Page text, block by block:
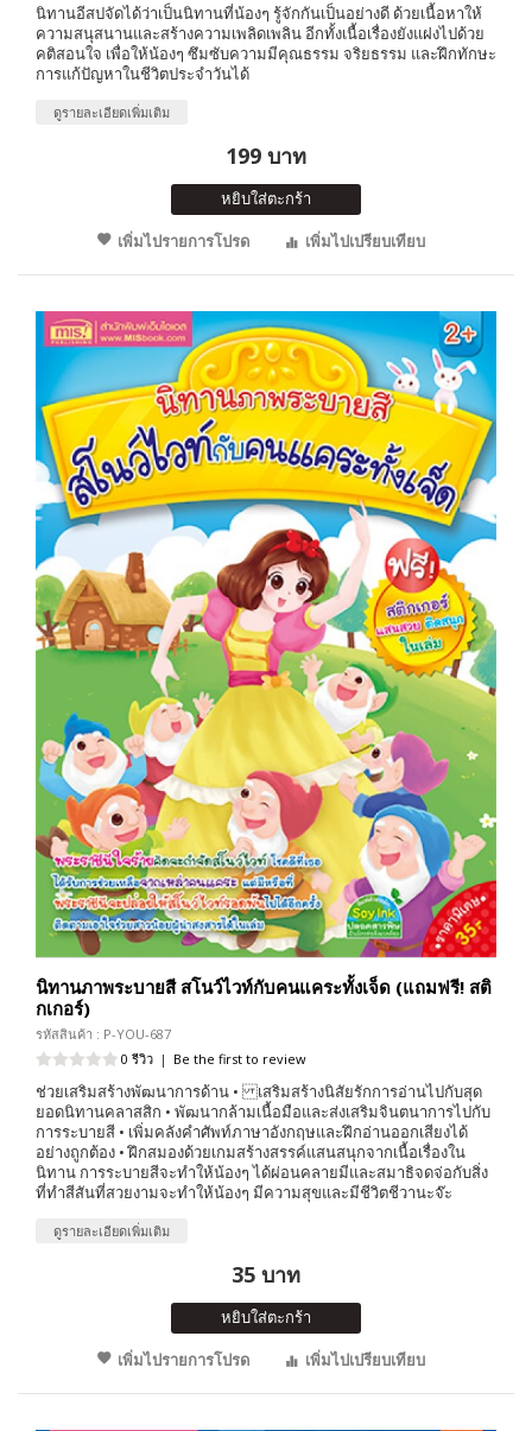
นิทานอีสปจัดได้ว่าเป็นนิทานที่น้องๆ รู้จักกันเป็นอย่างดี ด้วยเนื้อหาให้
ความสนุสนานและสร้างความเพลิดเพลิน อีกทั้งเนื้อเรื่องยังแฝงไปด้วย
คติสอนใจ เพื่อให้น้องๆ ซึมซับความมีคุณธรรม จริยธรรม และฝึกทักษะ
การแก้ปัญหาในชีวิตประจำวันได้
ดูรายละเอียดเพิ่มเติม
199 บาท
หยิบใส่ตะกร้า
เพิ่มไปรายการโปรด
เพิ่มไปเปรียบเทียบ
นิทานภาพระบายสี สโนว์ไวท์กับคนแคระทั้งเจ็ด (แถมฟรี! สติ
กเกอร์)
รหัสสินค้า : P-YOU-687
0 รีวิว | Be the first to review
ช่วยเสริมสร้างพัฒนาการด้าน • เสริมสร้างนิสัยรักการอ่านไปกับสุด
ยอดนิทานคลาสสิก • พัฒนากล้ามเนื้อมือและส่งเสริมจินตนาการไปกับ
การระบายสี • เพิ่มคลังคำศัพท์ภาษาอังกฤษและฝึกอ่านออกเสียงได้
อย่างถูกต้อง • ฝึกสมองด้วยเกมสร้างสรรค์แสนสนุกจากเนื้อเรื่องใน
นิทาน การระบายสีจะทำให้น้องๆ ได้ผ่อนคลายมีและสมาธิจดจ่อกับสิ่ง
ที่ทำสีสันที่สวยงามจะทำให้น้องๆ มีความสุขและมีชีวิตชีวานะจ๊ะ
ดูรายละเอียดเพิ่มเติม
35 บาท
หยิบใส่ตะกร้า
เพิ่มไปรายการโปรด
เพิ่มไปเปรียบเทียบ